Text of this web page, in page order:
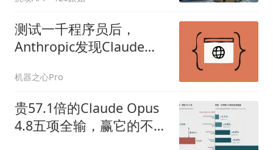
测试一千程序员后，
Anthropic发现Claude
机器之心Pro
贵57.1倍的Claude Opus
4.8五项全输，赢它的不是